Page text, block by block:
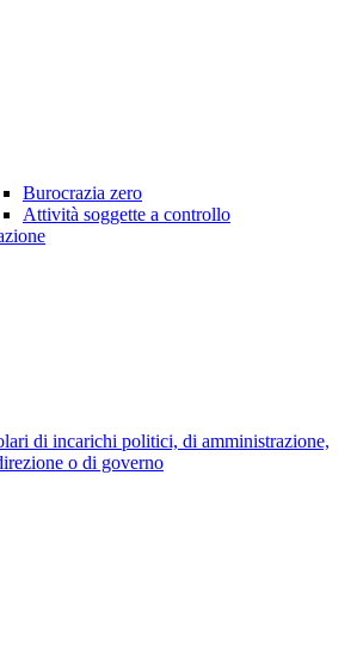
Burocrazia zero
Attività soggette a controllo
di incarichi politici, di amministrazione,
o di governo